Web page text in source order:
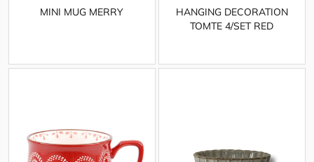
MINI MUG MERRY
HANGING DECORATION
TOMTE 4/SET RED